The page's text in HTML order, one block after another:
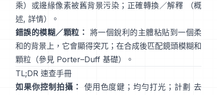
乘）或邊緣像素被舊背景污染；正確轉換／解釋
（概
述, 詳情）。
錯誤的模糊／顆粒： 將一個銳利的主體粘貼到一個柔
和的背景上，它會顯得突兀；在合成後匹配鏡頭模糊和
顆粒（參見 Porter–Duff 基礎）。
TL;DR 速查手冊
如果你控制拍攝：
使用色度鍵；均勻打光；計劃 去